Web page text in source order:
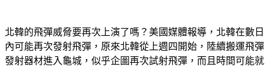
北韓的飛彈威脅要再次上演了嗎？美國媒體報導，北韓在數日
內可能再次發射飛彈，原來北韓從上週四開始，陸續搬運飛彈
發射器材進入龜城，似乎企圖再次試射飛彈，而且時間可能就